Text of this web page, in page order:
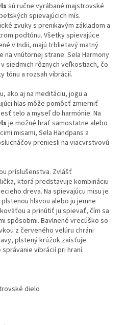
sú ručne vyrábané majstrovské
spievajúcich mís.
zvuky s prenikavým základom a
podtónu. Všetky spievajúce
v Indii, majú trblietavý matný
vnútornej strane. Sela Harmony
siedmich rôznych veľkostiach, čo
tónu a rozsah vibrácií.
ako aj na meditáciu, jogu a
hlas môže pomôcť zmierniť
telo a myseľ do harmónie. Na
je možné hrať samostatne alebo
misami, Sela Handpans a
preniesli na viacvrstvovú
príslušenstva. Zvlášť
ktorá predstavuje kombináciu
dreva. Na spievajúcu misu je
hlavou alebo ju jemne
a prinútiť ju spievať, čím sa
spôsobmi. Bavlnené vrecúško so
z červeného velúru chráni
plstený krúžok zaisťuje
vibrácií pri hraní.
dielo